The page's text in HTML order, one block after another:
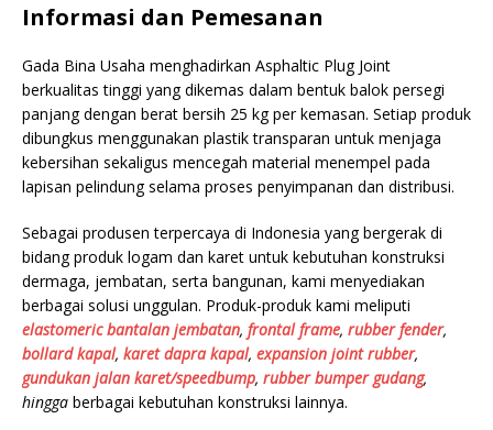
Informasi dan Pemesanan
Gada Bina Usaha menghadirkan Asphaltic Plug Joint
berkualitas tinggi yang dikemas dalam bentuk balok persegi
panjang dengan berat bersih 25 kg per kemasan. Setiap produk
dibungkus menggunakan plastik transparan untuk menjaga
kebersihan sekaligus mencegah material menempel pada
lapisan pelindung selama proses penyimpanan dan distribusi.
Sebagai produsen terpercaya di Indonesia yang bergerak di
bidang produk logam dan karet untuk kebutuhan konstruksi
dermaga, jembatan, serta bangunan, kami menyediakan
berbagai solusi unggulan. Produk-produk kami meliputi
elastomeric bantalan jembatan, frontal frame, rubber fender,
bollard kapal, karet dapra kapal, expansion joint rubber,
gundukan jalan karet/speedbump, rubber bumper gudang,
hingga berbagai kebutuhan konstruksi lainnya.